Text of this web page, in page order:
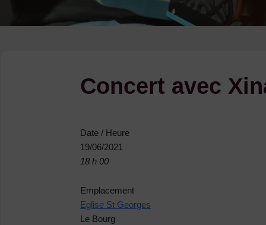
Concert avec
Date / Heure
19/06/2021
18 h 00
Emplacement
Eglise St Georges
Le Bourg